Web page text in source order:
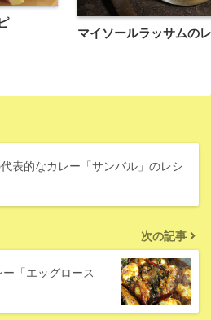
マイソールラッサムの
表的なカレー「サンバル」のレシ
次の記事
「エッグロース